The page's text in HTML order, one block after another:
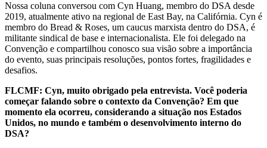
Nossa coluna conversou com Cyn Huang, membro do DSA desde
2019, atualmente ativo na regional de East Bay, na Califórnia. Cyn é
membro do Bread & Roses, um caucus marxista dentro do DSA, é
militante sindical de base e internacionalista. Ele foi delegado na
Convenção e compartilhou conosco sua visão sobre a importância
do evento, suas principais resoluções, pontos fortes, fragilidades e
desafios.
FLCMF: Cyn, muito obrigado pela entrevista. Você poderia
começar falando sobre o contexto da Convenção? Em que
momento ela ocorreu, considerando a situação nos Estados
Unidos, no mundo e também o desenvolvimento interno do
DSA?